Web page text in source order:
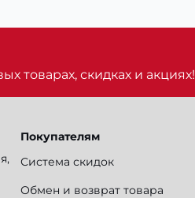
товарах, скидках и акциях!
Покупателям
Система скидок
Обмен и возврат товара